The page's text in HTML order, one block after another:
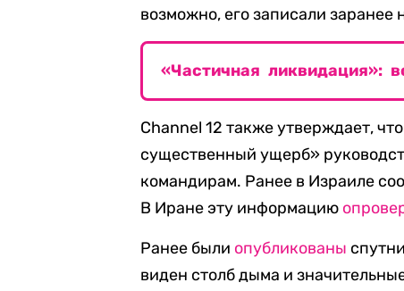
возможно, его записали
«Частичная ликвидация»:
Channel 12 также утверждает,
существенный ущерб»
командирам. Ранее в Израиле
В Иране эту информацию
Ранее были опубликованы
виден столб дыма и